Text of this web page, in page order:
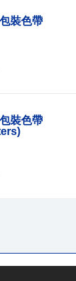
裝色帶
裝色帶